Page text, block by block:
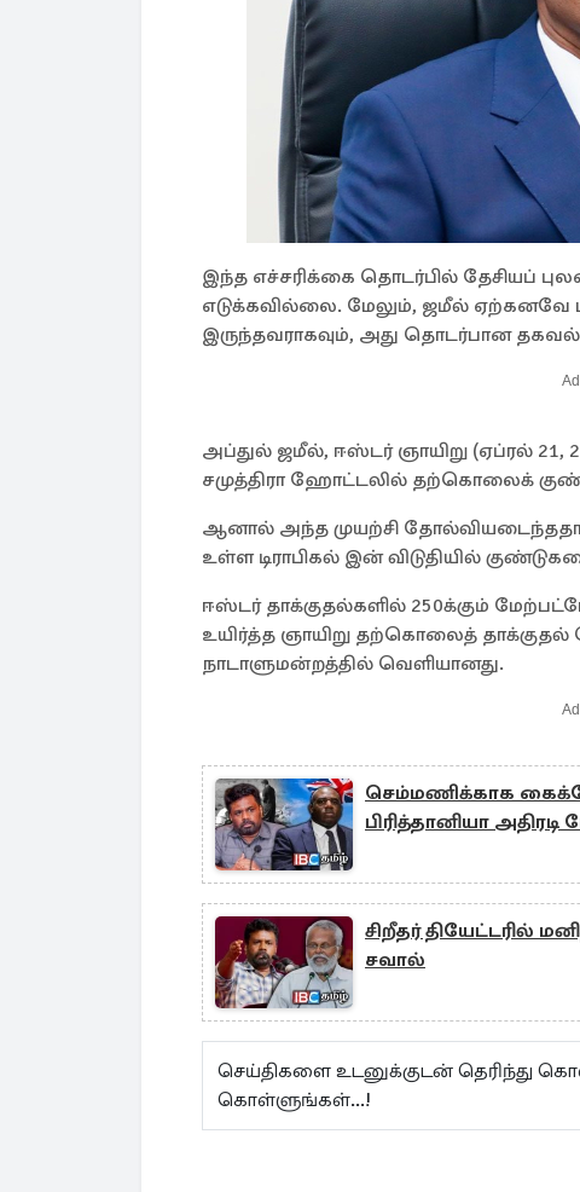
இந்த எச்சரிக்கை தொடர்பில் தேசியப்
எடுக்கவில்லை. மேலும், ஜமீல் ஏற்கனவே
இருந்தவராகவும், அது தொடர்பான
அப்துல் ஜமீல், ஈஸ்டர் ஞாயிறு (ஏப்ரல் 21,
சமுத்திரா ஹோட்டலில் தற்கொலைக்
ஆனால் அந்த முயற்சி
உள்ள டிராபிகல் இன் விடுதியில்
ஈஸ்டர் தாக்குதல்களில் 250க்கும்
உயிர்த்த ஞாயிறு தற்கொலைத்
நாடாளுமன்றத்தில் வெளியானது.
செம்மணிக்காக
பிரித்தானியா அதிரடி
சிறீதர் தியேட்டரில்
சவால்
செய்திகளை உடனுக்குடன் தெரிந்து
கொள்ளுங்கள்...!